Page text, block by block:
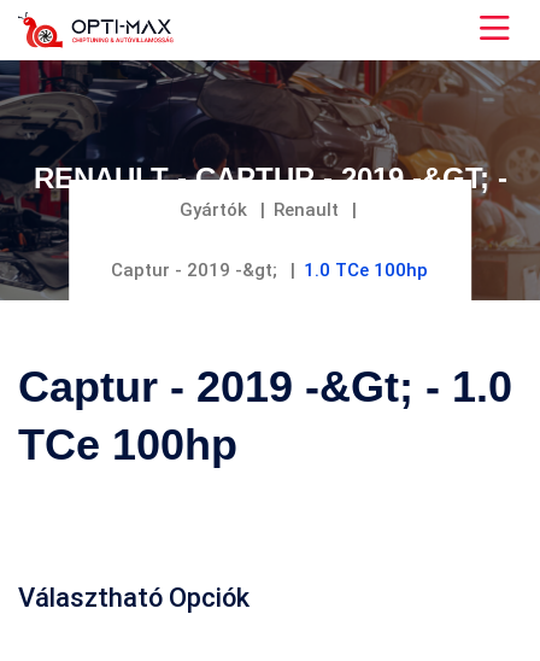
RENAULT - CAPTUR - 2019 -&GT; -
1.0 TCE 100HP
Gyártók Renault
Captur - 2019 -&gt; 1.0 TCe 100hp
Captur - 2019 -&gt; - 1.0
TCe 100hp
Választható Opciók